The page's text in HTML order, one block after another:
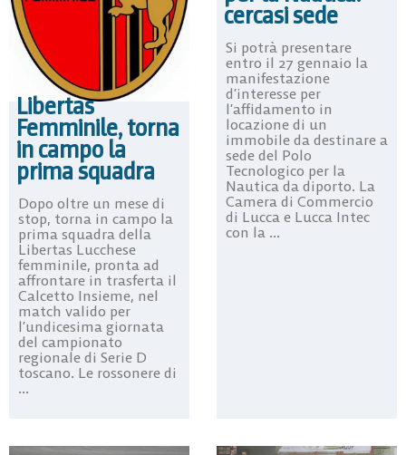
Libertas
Femminile, torna
in campo la
prima squadra
Dopo oltre un mese di
stop, torna in campo la
prima squadra della
Libertas Lucchese
femminile, pronta ad
affrontare in trasferta il
Calcetto Insieme, nel
match valido per
l’undicesima giornata
del campionato
regionale di Serie D
toscano. Le rossonere di
...
cercasi sede
Si potrà presentare
entro il 27 gennaio la
manifestazione
d’interesse per
l’affidamento in
locazione di un
immobile da destinare a
sede del Polo
Tecnologico per la
Nautica da diporto. La
Camera di Commercio
di Lucca e Lucca Intec
con la ...